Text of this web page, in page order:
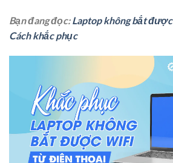
Bạn đang đọc:Laptop không bắt
Cách khắc phục